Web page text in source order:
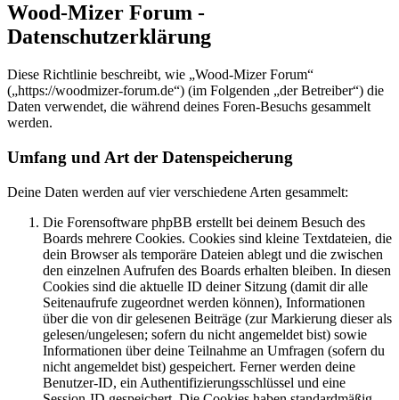
Wood-Mizer Forum -
Datenschutzerklärung
Diese Richtlinie beschreibt, wie „Wood-Mizer Forum“
(„https://woodmizer-forum.de“) (im Folgenden „der Betreiber“) die
Daten verwendet, die während deines Foren-Besuchs gesammelt
werden.
Umfang und Art der Datenspeicherung
Deine Daten werden auf vier verschiedene Arten gesammelt:
Die Forensoftware phpBB erstellt bei deinem Besuch des
Boards mehrere Cookies. Cookies sind kleine Textdateien, die
dein Browser als temporäre Dateien ablegt und die zwischen
den einzelnen Aufrufen des Boards erhalten bleiben. In diesen
Cookies sind die aktuelle ID deiner Sitzung (damit dir alle
Seitenaufrufe zugeordnet werden können), Informationen
über die von dir gelesenen Beiträge (zur Markierung dieser als
gelesen/ungelesen; sofern du nicht angemeldet bist) sowie
Informationen über deine Teilnahme an Umfragen (sofern du
nicht angemeldet bist) gespeichert. Ferner werden deine
Benutzer-ID, ein Authentifizierungsschlüssel und eine